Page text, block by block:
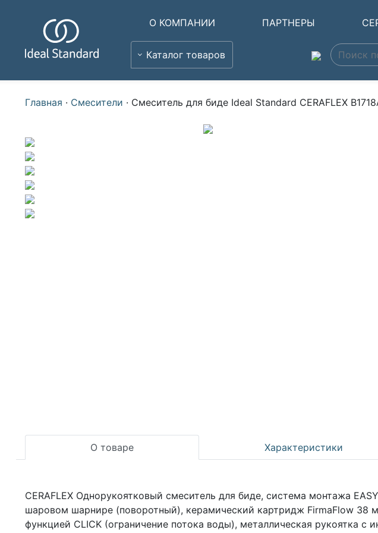
О КОМПАНИИ ПАРТНЕРЫ
Каталог товаров
Главная · Смесители · Смеситель для биде Ideal Standard CERAFLEX
О товаре Характеристики
CERAFLEX Однорукоятковый смеситель для биде, система монтажа
шаровом шарнире (поворотный), керамический картридж FirmaFlow 38
функцией CLICK (ограничение потока воды), металлическая рукоятка